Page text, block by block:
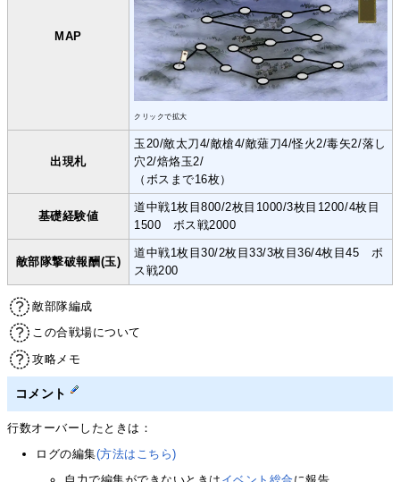
MAP
クリックで拡大
出現札
玉20/敵太刀4/敵槍4/敵薙刀4/怪火2/毒矢2/落し
穴2/焙烙玉2/
（ボスまで16枚）
基礎経験値
道中戦1枚目800/2枚目1000/3枚目1200/4枚目
1500 ボス戦2000
敵部隊撃破報酬(玉)
道中戦1枚目30/2枚目33/3枚目36/4枚目45 ボ
ス戦200
敵部隊編成
この合戦場について
攻略メモ
コメント
行数オーバーしたときは：
ログの編集(方法はこちら)